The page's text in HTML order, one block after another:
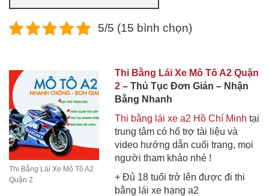
5/5 (15 bình chọn)
Thi Bằng Lái Xe Mô Tô A2
Quận 2
Thi Bằng Lái Xe Mô Tô A2 Quận
2– Thủ Tục Đơn Giản – Nhận
Bằng Nhanh
Thi bằng lái xe a2 Hồ Chí Minh tại
trung tâm có hổ trợ tài liệu và
video hướng dẫn cuối trang, mọi
người tham khảo nhé !
+ Đủ 18 tuổi trở lên được đi thi
bằng lái xe hạng a2